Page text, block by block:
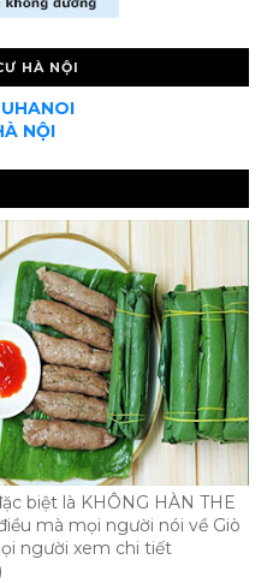
HÀ NỘI
NỘI
biệt là KHÔNG HÀN THE
mà mọi người nói về Giò
người xem chi tiết